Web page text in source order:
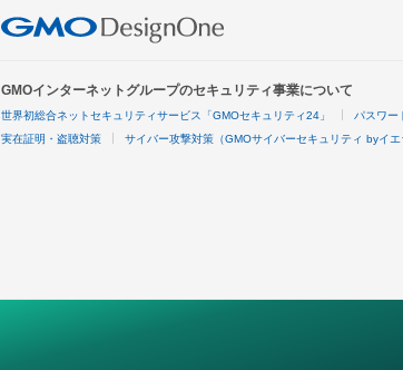
GMOインターネットグループのセキュリティ事業について
世界初総合ネットセキュリティサービス「GMOセキュリティ24」 パスワー
実在証明・盗聴対策 サイバー攻撃対策（GMOサイバーセキュリティ byイエ